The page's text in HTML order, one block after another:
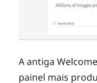
A antiga
painel mais